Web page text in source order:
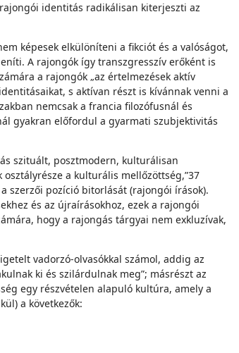
identitás radikálisan kiterjeszti az
képesek elkülöníteni a fikciót és a valóságot,
A rajongók így transzgresszív erőként is
a rajongók „az értelmezések aktív
s aktívan részt is kívánnak venni a
nemcsak a francia filozófusnál és
gyakran előfordul a gyarmati szubjektivitás
szituált, posztmodern, kulturálisan
a kulturális mellőzöttség,”37
szerzői pozíció bitorlását (rajongói írások).
és az újraírásokhoz, ezek a rajongói
hogy a rajongás tárgyai nem exkluzívak,
vadorzó-olvasókkal számol, addig az
ki és szilárdulnak meg”; másrészt az
egy részvételen alapuló kultúra, amely a
a következők: